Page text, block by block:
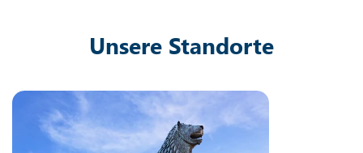
Unsere Standorte